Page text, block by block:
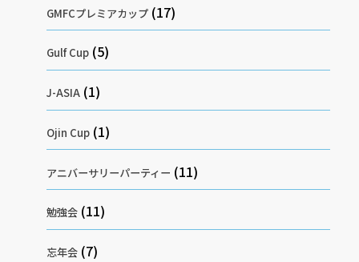
GMFCプレミアカップ (17)
Gulf Cup (5)
J-ASIA (1)
Ojin Cup (1)
アニバーサリーパーティー (11)
勉強会 (11)
忘年会 (7)